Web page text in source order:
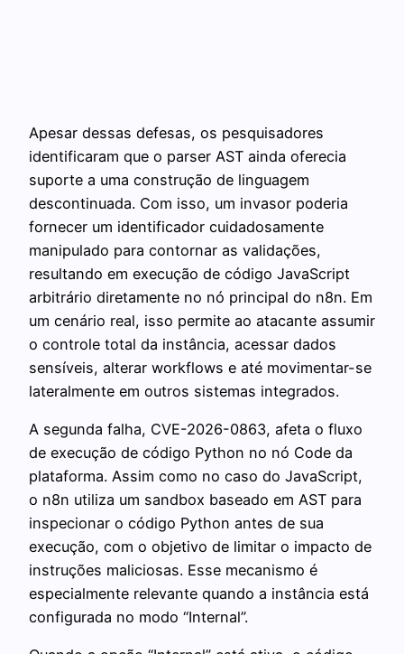
Apesar dessas defesas, os pesquisadores
identificaram que o parser AST ainda oferecia
suporte a uma construção de linguagem
descontinuada. Com isso, um invasor poderia
fornecer um identificador cuidadosamente
manipulado para contornar as validações,
resultando em execução de código JavaScript
arbitrário diretamente no nó principal do n8n. Em
um cenário real, isso permite ao atacante assumir
o controle total da instância, acessar dados
sensíveis, alterar workflows e até movimentar-se
lateralmente em outros sistemas integrados.
A segunda falha, CVE-2026-0863, afeta o fluxo
de execução de código Python no nó Code da
plataforma. Assim como no caso do JavaScript,
o n8n utiliza um sandbox baseado em AST para
inspecionar o código Python antes de sua
execução, com o objetivo de limitar o impacto de
instruções maliciosas. Esse mecanismo é
especialmente relevante quando a instância está
configurada no modo “Internal”.